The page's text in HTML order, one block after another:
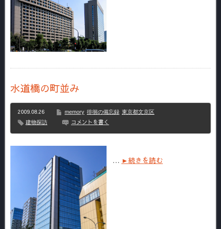
水道橋の町並み
2009.08.26 memory 徘徊の備忘録 東京都文京区
建物探訪
コメントを書く
… ►続きを読む